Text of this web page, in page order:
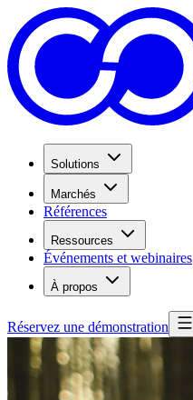
Solutions
Marchés
Références
Ressources
Événements et webinaires
À propos
Réservez une démonstration